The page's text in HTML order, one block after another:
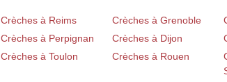
Crèches à Reims
Crèches à Grenoble
Crèches à Perpignan
Crèches à Dijon
Crèches à Toulon
Crèches à Rouen